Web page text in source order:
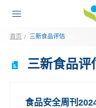
首页 三新食品评估
三新食品评
食品安全周刊